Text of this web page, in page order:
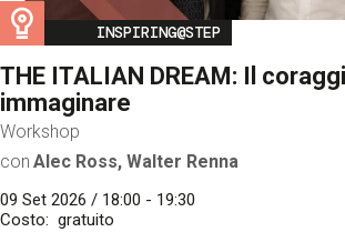
Image
INSPIRING@STEP
THE ITALIAN DREAM: Il
immaginare
Workshop
con Alec Ross, Walter Renna
09 Set 2026 / 18:00 - 19:30
Costo
gratuito